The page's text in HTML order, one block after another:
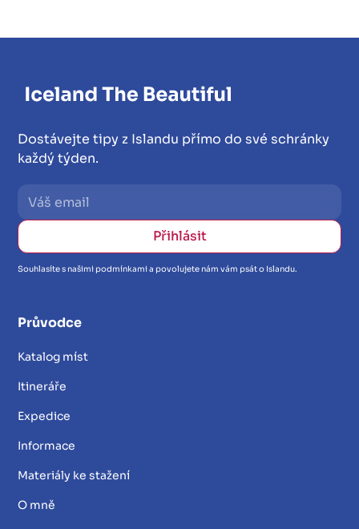
Dostávejte tipy z Islandu přímo do své schránky
každý týden.
Souhlasíte s našimi podmínkami a povolujete nám vám psát o Islandu.
Průvodce
Katalog míst
Itineráře
Expedice
Informace
Materiály ke stažení
O mně